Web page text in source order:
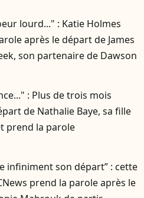
lourd..." : Katie Holmes
après le départ de James
son partenaire de Dawson
: Plus de trois mois
de Nathalie Baye, sa fille
prend la parole
infiniment son départ” : cette
prend la parole après le